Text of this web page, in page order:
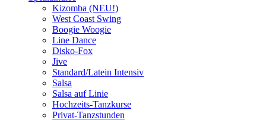
Kizomba (NEU!)
West Coast Swing
Boogie Woogie
Line Dance
Disko-Fox
Jive
Standard/Latein Intensiv
Salsa
Salsa auf Linie
Hochzeits-Tanzkurse
Privat-Tanzstunden